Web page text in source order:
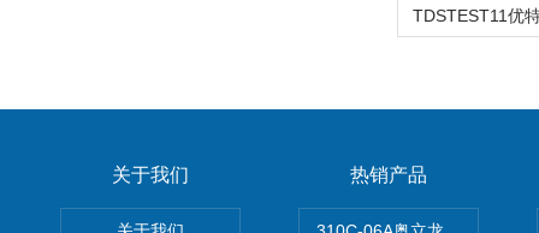
关于我们 热销产品